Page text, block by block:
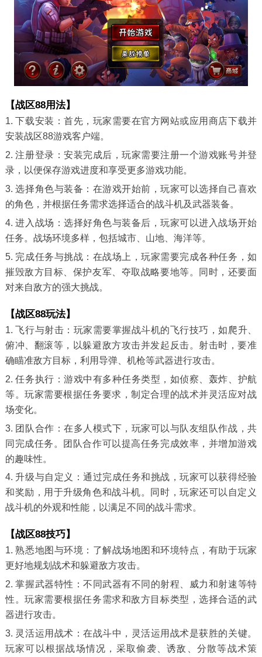
【战区88用法】
1. 下载安装：首先，玩家需要在官方网站或应用商店下载并
安装战区88游戏客户端。
2. 注册登录：安装完成后，玩家需要注册一个游戏账号并登
录，以便保存游戏进度和享受更多游戏功能。
3. 选择角色与装备：在游戏开始前，玩家可以选择自己喜欢
的角色，并根据任务需求选择适合的战斗机及武器装备。
4. 进入战场：选择好角色与装备后，玩家可以进入战场开始
任务。战场环境多样，包括城市、山地、海洋等。
5. 完成任务与挑战：在战场上，玩家需要完成各种任务，如
摧毁敌方目标、保护友军、夺取战略要地等。同时，还要面
对来自敌方的强大挑战。
【战区88玩法】
1. 飞行与射击：玩家需要掌握战斗机的飞行技巧，如爬升、
俯冲、翻滚等，以躲避敌方攻击并发起反击。射击时，要准
确瞄准敌方目标，利用导弹、机枪等武器进行攻击。
2. 任务执行：游戏中有多种任务类型，如侦察、轰炸、护航
等。玩家需要根据任务要求，制定合理的战术并灵活应对战
场变化。
3. 团队合作：在多人模式下，玩家可以与队友组队作战，共
同完成任务。团队合作可以提高任务完成效率，并增加游戏
的趣味性。
4. 升级与自定义：通过完成任务和挑战，玩家可以获得经验
和奖励，用于升级角色和战斗机。同时，玩家还可以自定义
战斗机的外观和性能，以满足不同的战斗需求。
【战区88技巧】
1. 熟悉地图与环境：了解战场地图和环境特点，有助于玩家
更好地规划战术和躲避敌方攻击。
2. 掌握武器特性：不同武器有不同的射程、威力和射速等特
性。玩家需要根据任务需求和敌方目标类型，选择合适的武
器进行攻击。
3. 灵活运用战术：在战斗中，灵活运用战术是获胜的关键。
玩家可以根据战场情况，采取偷袭、诱敌、分散等战术策